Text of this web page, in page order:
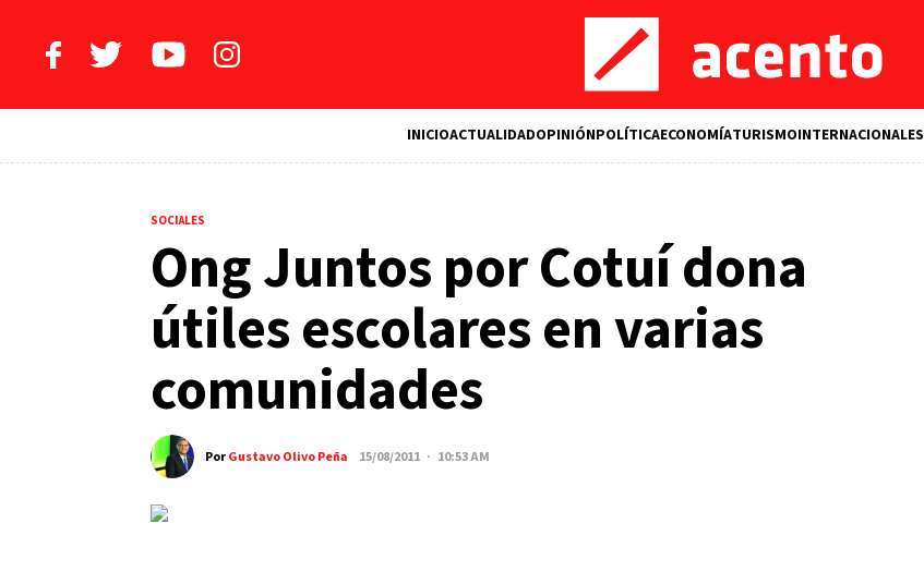
INICIOACTUALIDADOPINIÓNPOLÍTICAECONOMÍATURISMOINTERNACIONALES
SOCIALES
Ong Juntos por Cotuí dona
útiles escolares en varias
comunidades
PorGustavo Olivo Peña 15/08/2011 · 10:53 AM